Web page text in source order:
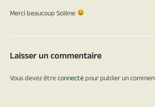
Merci beaucoup Solène
Laisser un commentaire
Vous devez êtreconnectépour publier un